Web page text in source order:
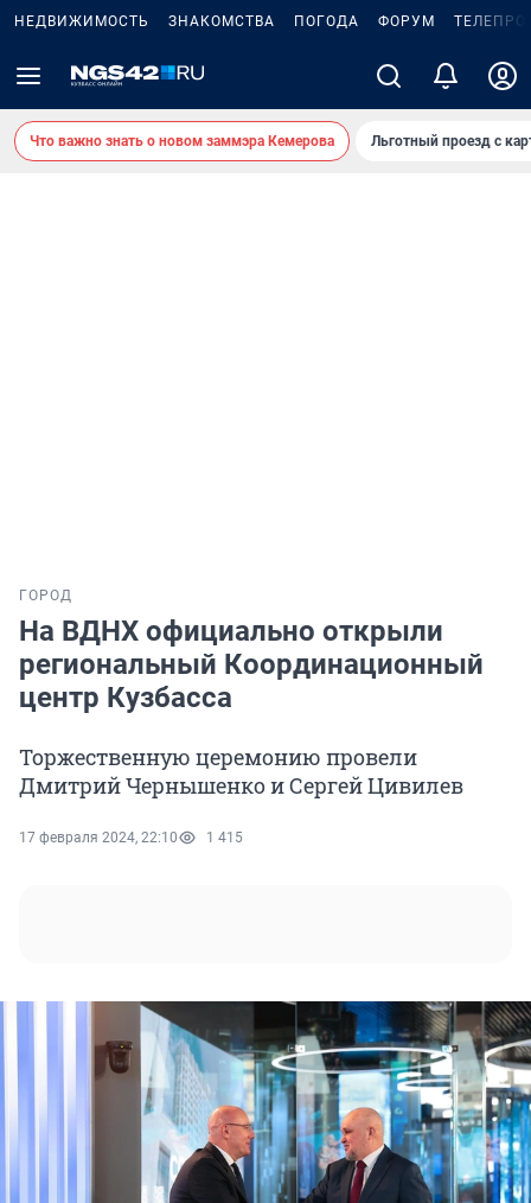
НЕДВИЖИМОСТЬ ЗНАКОМСТВА ПОГОДА ФОРУМ
Что важно знать о новом заммэра Кемерова Льготный проезд с
ГОРОД
На ВДНХ официально открыли
региональный Координационный
центр Кузбасса
Торжественную церемонию провели
Дмитрий Чернышенко и Сергей Цивилев
17 февраля 2024, 22:10 1 415